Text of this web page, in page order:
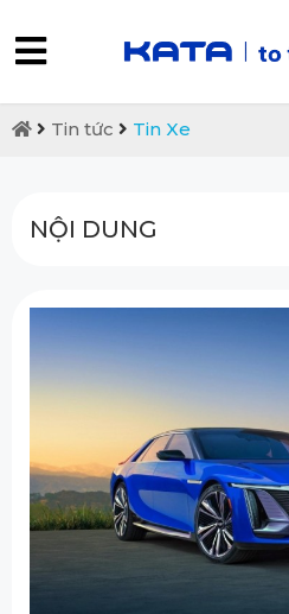
Tin tức Tin Xe
NỘI DUNG